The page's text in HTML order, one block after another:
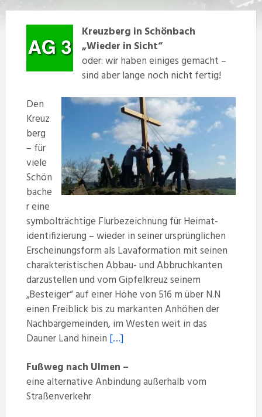
Kreuzberg in Schönbach
„Wieder in Sicht“
oder: wir haben einiges gemacht –
sind aber lange noch nicht fertig!
Den
Kreuz
berg
– für
viele
Schön
bache
r eine
symbolträchtige Flurbezeichnung für Heimat-
identifizierung – wieder in seiner ursprünglichen
Erscheinungsform als Lavaformation mit seinen
charakteristischen Abbau- und Abbruchkanten
darzustellen und vom Gipfelkreuz seinem
„Besteiger“ auf einer Höhe von 516 m über N.N
einen Freiblick bis zu markanten Anhöhen der
Nachbargemeinden, im Westen weit in das
Dauner Land hinein […]
Fußweg nach Ulmen –
eine alternative Anbindung außerhalb vom
Straßenverkehr